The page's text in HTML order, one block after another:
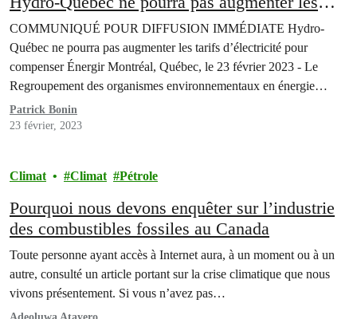
tarifs d’électricité
COMMUNIQUÉ POUR DIFFUSION IMMÉDIATE Hydro-
Québec ne pourra pas augmenter les tarifs d’électricité pour
compenser Énergir Montréal, Québec, le 23 février 2023 - Le
Regroupement des organismes environnementaux en énergie
(ROEÉ), Greenpeace Canada, Nature Québec, le Regroupement
vigilance hydrocarbures Québec et le SCFP-Québec accueillent
Patrick Bonin
23 février, 2023
Climat Climat Pétrole
Pourquoi nous devons enquêter sur l’industrie
des combustibles fossiles au Canada
Toute personne ayant accès à Internet aura, à un moment ou à un
autre, consulté un article portant sur la crise climatique que nous
vivons présentement. Si vous n’avez pas…